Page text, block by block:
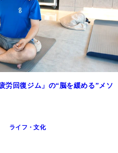
労回復ジム」の“脳を緩める”メソ
ライフ・文化